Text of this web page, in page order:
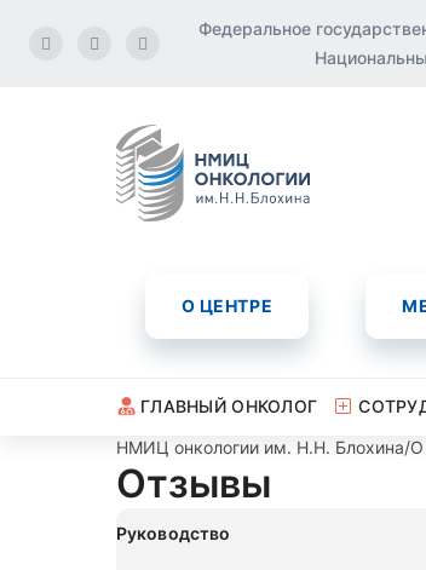
Федеральное
О ЦЕНТРЕ
ГЛАВНЫЙ ОНКОЛОГ
НМИЦ онкологии им. Н.Н. Блохина/О
Отзывы
Руководство